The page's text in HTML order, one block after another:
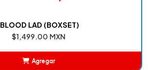
BLOOD LAD (BOXSET)
$1,499.00 MXN
Agregar